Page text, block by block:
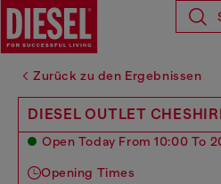
Zurück zu den Ergebnissen
DIESEL OUTLET
Open Today From 10:00 To
Opening Times